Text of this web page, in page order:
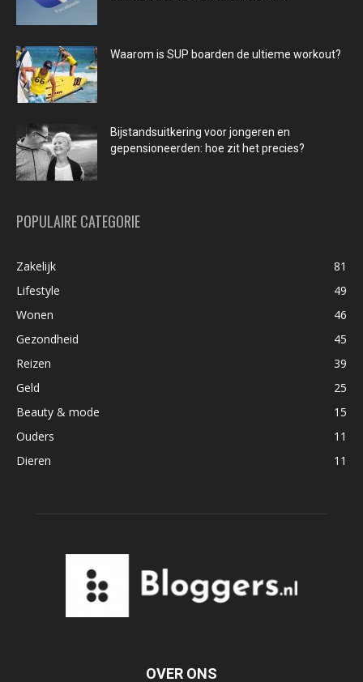
Waarom is SUP boarden de ultieme workout?
Bijstandsuitkering voor jongeren en
gepensioneerden: hoe zit het precies?
POPULAIRE CATEGORIE
Zakelijk
81
Lifestyle
49
Wonen
46
Gezondheid
45
Reizen
39
Geld
25
Beauty & mode
15
Ouders
11
Dieren
11
OVER ONS